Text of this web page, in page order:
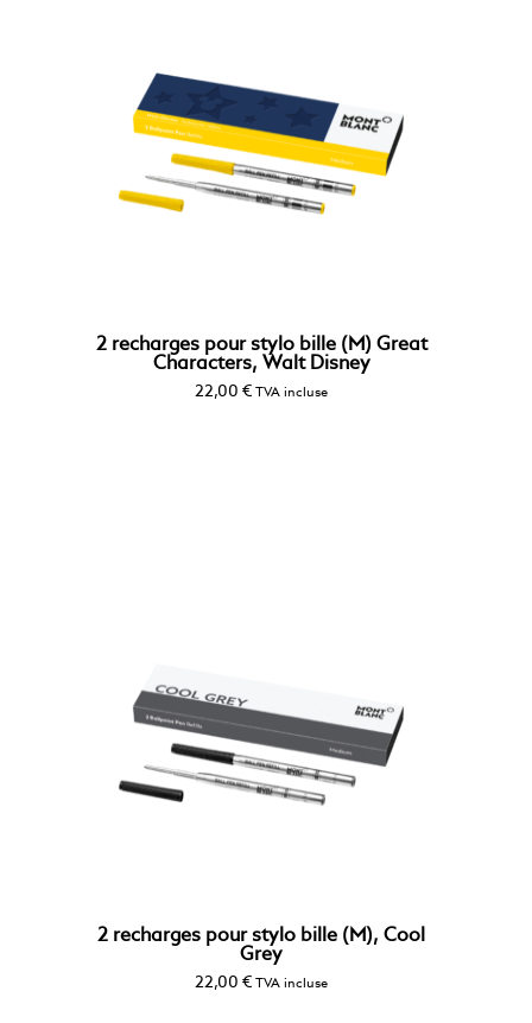
2 recharges pour stylo bille (M) Great
Characters, Walt Disney
22,00 € TVA incluse
2 recharges pour stylo bille (M), Cool
Grey
22,00 € TVA incluse